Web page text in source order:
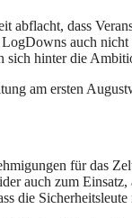
abflacht, dass
auch
sich hinter die
am ersten
für das
auch zum
die